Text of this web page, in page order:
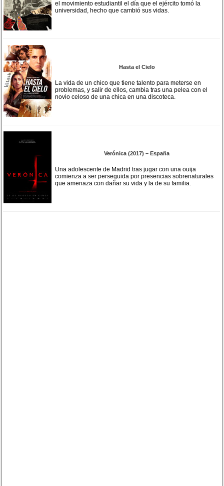
el movimiento estudiantil el día que el ejército tomó la
universidad, hecho que cambió sus vidas.
Hasta el Cielo
La vida de un chico que tiene talento para meterse en
problemas, y salir de ellos, cambia tras una pelea con el
novio celoso de una chica en una discoteca.
Verónica (2017) – España
Una adolescente de Madrid tras jugar con una ouija
comienza a ser perseguida por presencias sobrenaturales
que amenaza con dañar su vida y la de su familia.